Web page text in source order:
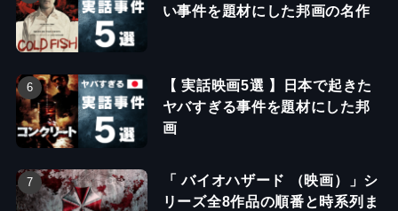
い事件を題材にした邦画の名作
【 実話映画5選 】日本で起きた
ヤバすぎる事件を題材にした邦
画
「 バイオハザード （映画）」シ
リーズ全8作品の順番と時系列ま